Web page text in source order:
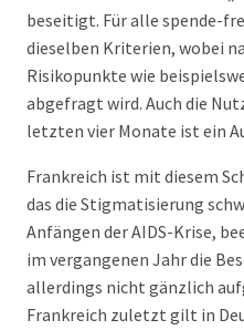
beseitigt. Für alle spende-
dieselben Kriterien, wobei
Risikopunkte wie
abgefragt wird. Auch die
letzten vier Monate ist ein
Frankreich ist mit diesem
das die Stigmatisierung
Anfängen der AIDS-Krise,
im vergangenen Jahr die
allerdings nicht gänzlich
Frankreich zuletzt gilt in